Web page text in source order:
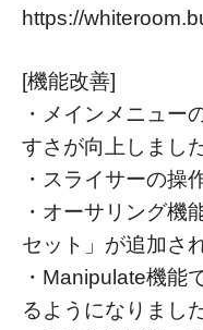
https://
[機能改善]
・メインメニュー
すさが向上しました
・スライサーの操
・オーサリング機
セット」が追加さ
・Manipulate機能
るようになりました